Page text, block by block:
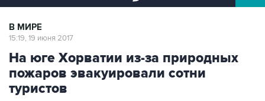
В МИРЕ
15:19, 19 июня 2017
На юге Хорватии из-за природных
пожаров эвакуировали сотни
туристов